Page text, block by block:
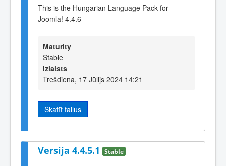
This is the Hungarian Language Pack for
Joomla! 4.4.6
Maturity
Stable
Izlaists
Trešdiena, 17 Jūlijs 2024 14:21
Skatīt failus
Versija 4.4.5.1 Stable